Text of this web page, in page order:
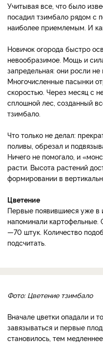
Учитывая все, что было
посадил тзимбало рядом с
наиболее приемлемым. И
Новичок огорода быстро
невообразимое. Мощь и
запредельная: они росли не
Многочисленные пасынки
скоростью. Через месяц с
сплошной лес, созданный
тзимбало.
Что только не делал:
поливы, обрезал и
Ничего не помогало, и
расти. Высота растений
формировании в
Цветение
Первые появившиеся уже в
напоминали
—70 штук. Количество
подсчитать.
Фото: Цветение тзимбало
Вначале цветки опадали и
завязываться и первые
становилось, тем